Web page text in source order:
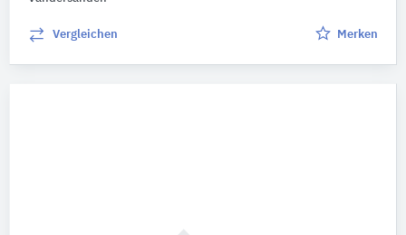
Vergleichen Merken